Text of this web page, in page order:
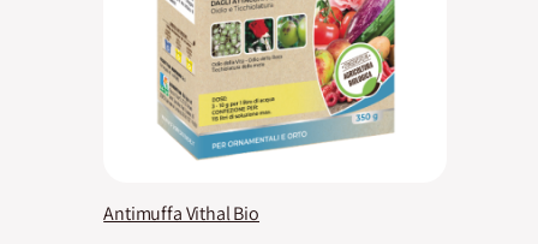
Antimuffa Vithal Bio